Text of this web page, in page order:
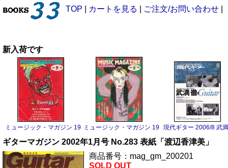
TOP カートを見る ご注文/お問い合わせ
新入荷です
ミュージック・マガジン 1983/9 サニー・アデミュージック・マガジン 1983/6 ボーイ・ジョージ
現代ギター 2006/8 武
ギターマガジン 2002年1月号 No.283 表紙「渡辺香津美」
商品番号：mag_gm_200201
SOLD OUT